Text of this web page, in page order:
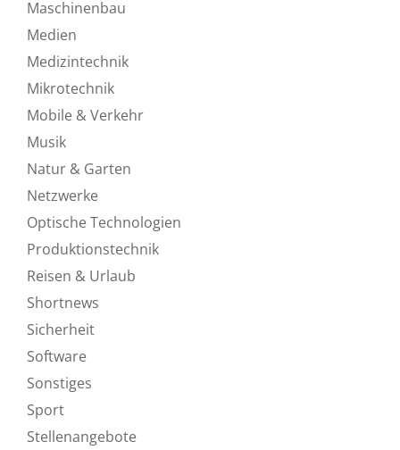
Maschinenbau
Medien
Medizintechnik
Mikrotechnik
Mobile & Verkehr
Musik
Natur & Garten
Netzwerke
Optische Technologien
Produktionstechnik
Reisen & Urlaub
Shortnews
Sicherheit
Software
Sonstiges
Sport
Stellenangebote